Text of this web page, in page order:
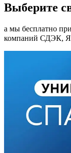
Выберите
а мы бесплатно
компаний СДЭК,